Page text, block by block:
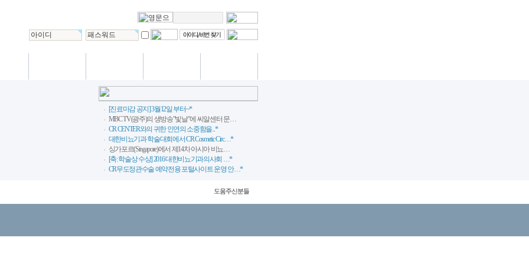
[진료마감 공지] 3월12일 부터~*
MBC TV(광주)의 생방송"빛날"에 씨알센터 문…
CR CENTER와의 귀한 인연의 소중함을...*
대한비뇨기과 학술대회에서 CR Cosmetic Circ…*
싱가포르(Singapore)에서 제14차 아시아 비뇨…
[축: 학술상 수상] 2016 대한비뇨기과의사회 …*
CR무도정관수술 예약전용 포털사이트 운영 안…*
도움주신분들